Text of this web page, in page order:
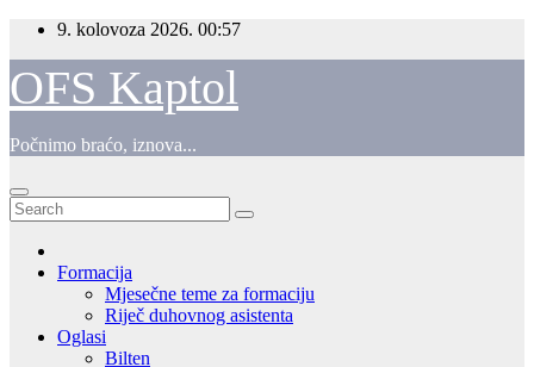
Skip
content
9. kolovoza 2026. 00:57
OFS Kaptol
Počnimo braćo, iznova...
Formacija
Mjesečne teme za formaciju
Riječ duhovnog asistenta
Oglasi
Bilten